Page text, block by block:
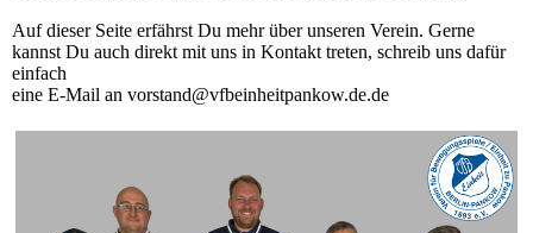
Auf dieser Seite erfährst Du mehr über unseren Verein. Gerne
kannst Du auch direkt mit uns in Kontakt treten, schreib uns dafür
einfach
eine E-Mail an vorstand@vfbeinheitpankow.de.de